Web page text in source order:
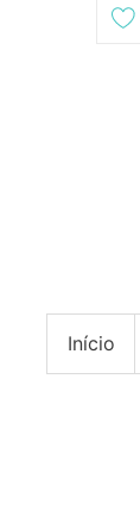
Início